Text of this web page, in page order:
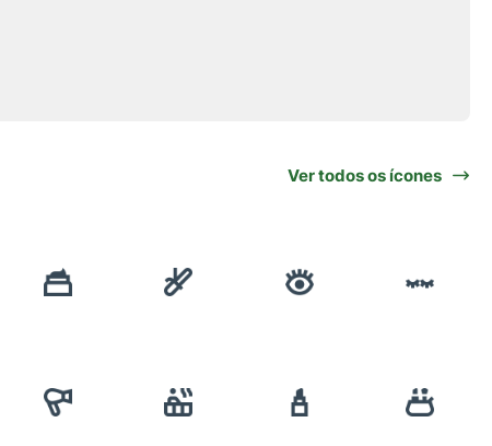
Ver todos os ícones